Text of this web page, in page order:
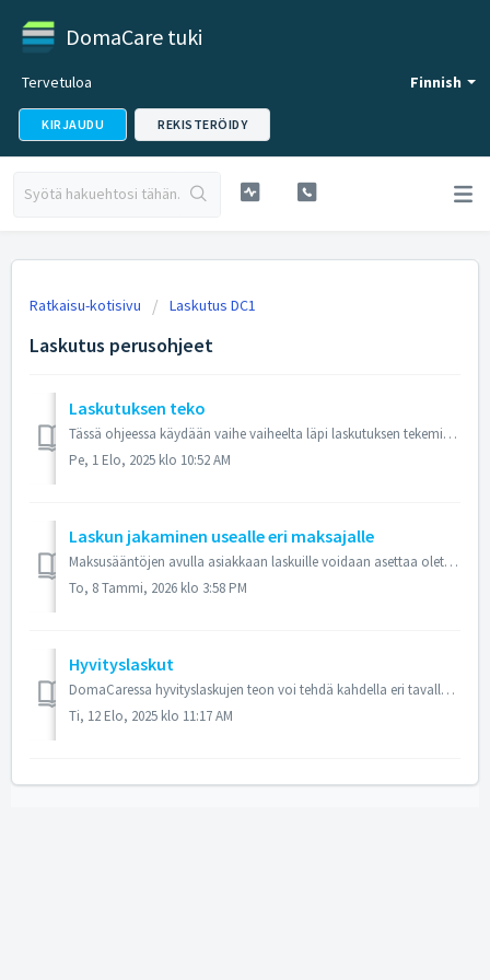
DomaCare tuki
Finnish
Tervetuloa
KIRJAUDU REKISTERÖIDY
Ratkaisu-kotisivu Laskutus DC1
Laskutus perusohjeet
Laskutuksen teko
Tässä ohjeessa käydään vaihe vaiheelta läpi laskutuksen tekeminen Vaihe 1: Varausosio Valitse varausosiolla näkymäksi Tehtävät, jonka jälkeen valitse...
Pe, 1 Elo, 2025 klo 10:52 AM
Laskun jakaminen usealle eri maksajalle
Maksusääntöjen avulla asiakkaan laskuille voidaan asettaa oletuksista poikkeavia maksajia tai maksusääntöjä. Käytännössä tämä tarkoittaa sitä, että tuotteet...
To, 8 Tammi, 2026 klo 3:58 PM
Hyvityslaskut
DomaCaressa hyvityslaskujen teon voi tehdä kahdella eri tavalla - Asiakassivun tai Palvelukoosteen Lisää laskutettavaa -painikkeen kautta tai Laskutushistor...
Ti, 12 Elo, 2025 klo 11:17 AM